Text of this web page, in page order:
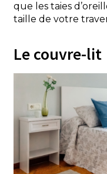
que les taies
taille de votre
Le couvre-lit